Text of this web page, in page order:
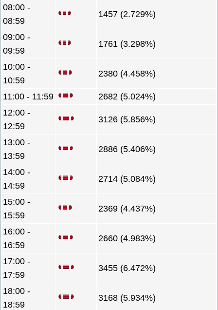
08:00 -
08:59
1457 (2.729%)
09:00 -
09:59
1761 (3.298%)
10:00 -
10:59
2380 (4.458%)
11:00 - 11:59
2682 (5.024%)
12:00 -
12:59
3126 (5.856%)
13:00 -
13:59
2886 (5.406%)
14:00 -
14:59
2714 (5.084%)
15:00 -
15:59
2369 (4.437%)
16:00 -
16:59
2660 (4.983%)
17:00 -
17:59
3455 (6.472%)
18:00 -
18:59
3168 (5.934%)